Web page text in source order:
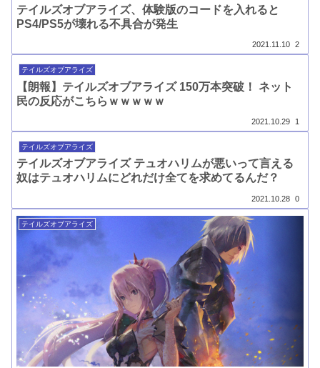
テイルズオブアライズ、体験版のコードを入れると
PS4/PS5が壊れる不具合が発生
2021.11.10 2
テイルズオブアライズ
【朗報】テイルズオブアライズ 150万本突破！ ネット
民の反応がこちらｗｗｗｗｗ
2021.10.29 1
テイルズオブアライズ
テイルズオブアライズ テュオハリムが悪いって言える
奴はテュオハリムにどれだけ全てを求めてるんだ？
2021.10.28 0
テイルズオブアライズ